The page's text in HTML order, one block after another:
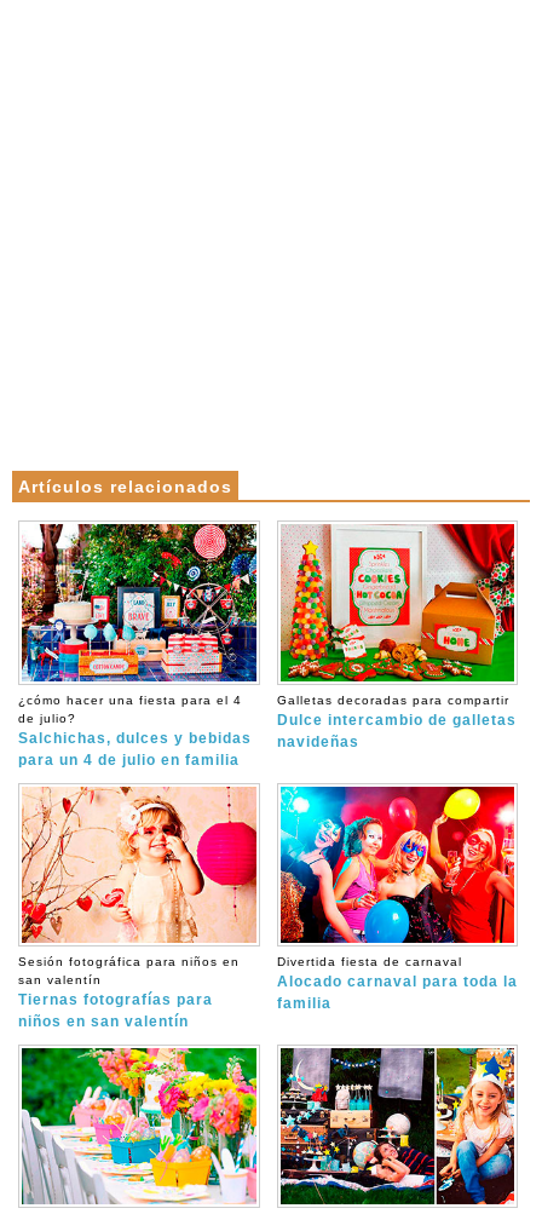
Artículos relacionados
¿cómo hacer una fiesta para el 4
de julio?
Salchichas, dulces y bebidas
para un 4 de julio en familia
Galletas decoradas para compartir
Dulce intercambio de galletas
navideñas
Sesión fotográfica para niños en
san valentín
Tiernas fotografías para
niños en san valentín
Divertida fiesta de carnaval
Alocado carnaval para toda la
familia